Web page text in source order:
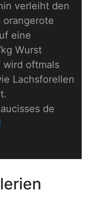
verleiht den
orangerote
eine
Wurst
wird oftmals
Lachsforellen
de